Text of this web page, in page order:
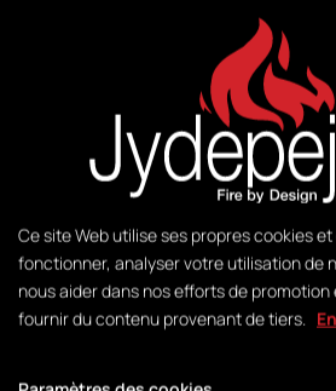
50 - 140
141 kg
Gestion:
Ce site Web utilise ses propres cookies
fonctionner, analyser votre utilisation de
nous aider dans nos efforts de
fournir du contenu provenant de tiers.